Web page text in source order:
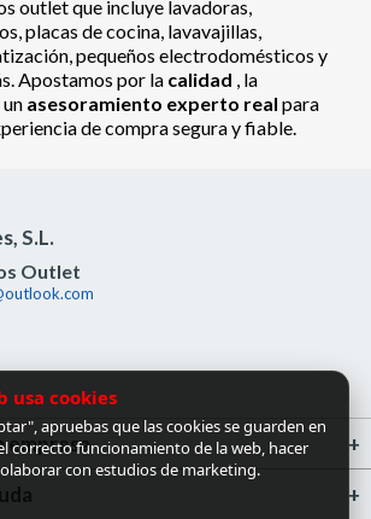
outlet que incluye lavadoras,
placas de cocina, lavavajillas,
pequeños electrodomésticos y
Apostamos por la calidad , la
un asesoramiento experto real para
de compra segura y fiable.
S.L.
Outlet
empresa
usa cookies
apruebas que las cookies se guarden en
correcto funcionamiento de la web, hacer
con estudios de marketing.